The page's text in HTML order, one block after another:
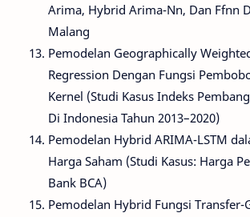
Arima, Hybrid Arima-Nn, Dan Ffnn
Malang
Pemodelan Geographically
Regression Dengan Fungsi
Kernel (Studi Kasus Indeks
Di Indonesia Tahun 2013–2020)
Pemodelan Hybrid ARIMA-LSTM
Harga Saham (Studi Kasus: Harga
Bank BCA)
Pemodelan Hybrid Fungsi Transfer-